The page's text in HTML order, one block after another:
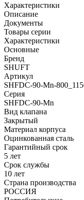
Характеристики
Описание
Документы
Товары серии
Характеристики
Основные
Бренд
SHUFT
Артикул
SHFDC-90-Mn-
Серия
SHFDC-90-Mn
Вид клапана
Закрытый
Материал корпуса
Оцинкованная сталь
Гарантийный срок
5 лет
Срок службы
10 лет
Страна производства
РОССИЯ